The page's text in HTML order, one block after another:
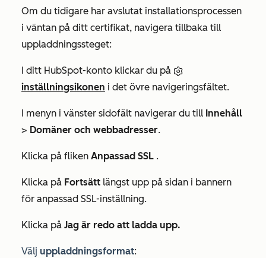
Om du tidigare har avslutat installationsprocessen
i väntan på ditt certifikat, navigera tillbaka till
uppladdningssteget:
I ditt HubSpot-konto klickar du på
inställningsikonen i det övre navigeringsfältet.
I menyn i vänster sidofält navigerar du till Innehåll
> Domäner och webbadresser.
Klicka på fliken Anpassad SSL .
Klicka på Fortsätt längst upp på sidan i bannern
för anpassad SSL-inställning.
Klicka på Jag är redo att ladda upp.
Välj uppladdningsformat: